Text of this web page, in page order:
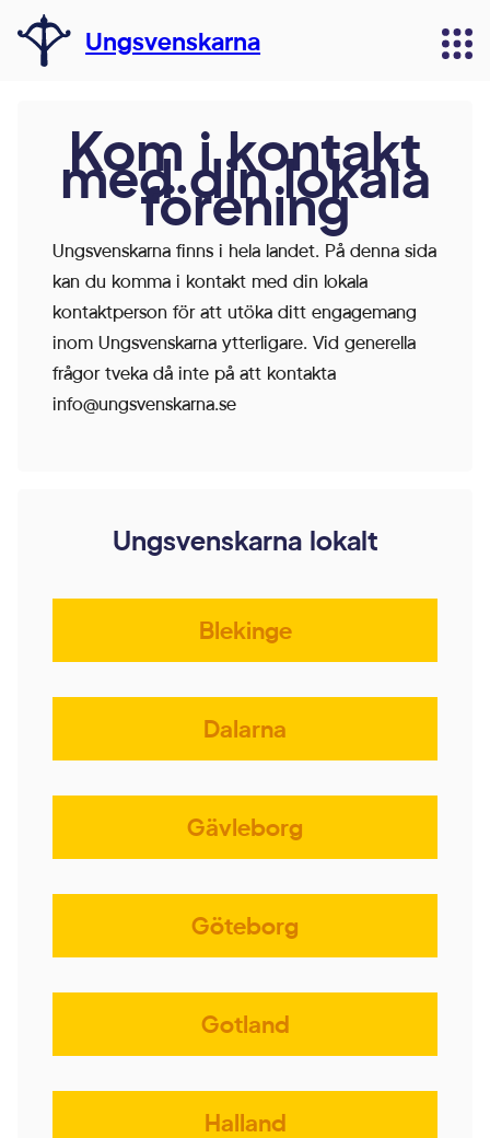
Ungsvenskarna
Kom i kontakt
med din lokala
förening
Ungsvenskarna finns i hela landet. På denna sida
kan du komma i kontakt med din lokala
kontaktperson för att utöka ditt engagemang
inom Ungsvenskarna ytterligare. Vid generella
frågor tveka då inte på att kontakta
info@ungsvenskarna.se
Ungsvenskarna lokalt
Blekinge
Dalarna
Gävleborg
Göteborg
Gotland
Halland